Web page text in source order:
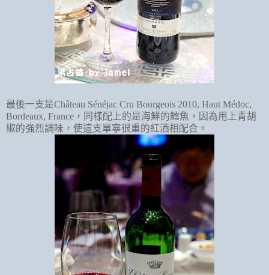
最後一支是Château Sénéjac Cru Bourgeois 2010, Haut Médoc,
Bordeaux, France ，同樣配上的是海鮮的鱈魚，因為用上青胡
椒的強烈調味，使這支單寧很重的紅酒相配合。